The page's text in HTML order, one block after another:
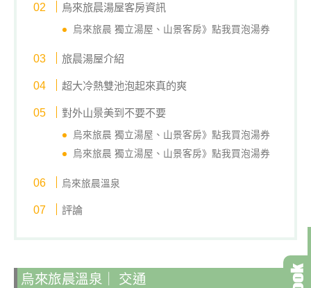
烏來旅晨湯屋客房資訊
烏來旅晨 獨立湯屋、山景客房》點我買泡湯券
旅晨湯屋介紹
超大冷熱雙池泡起來真的爽
對外山景美到不要不要
烏來旅晨 獨立湯屋、山景客房》點我買泡湯券
烏來旅晨 獨立湯屋、山景客房》點我買泡湯券
烏來旅晨溫泉
評論
烏來旅晨溫泉｜ 交通